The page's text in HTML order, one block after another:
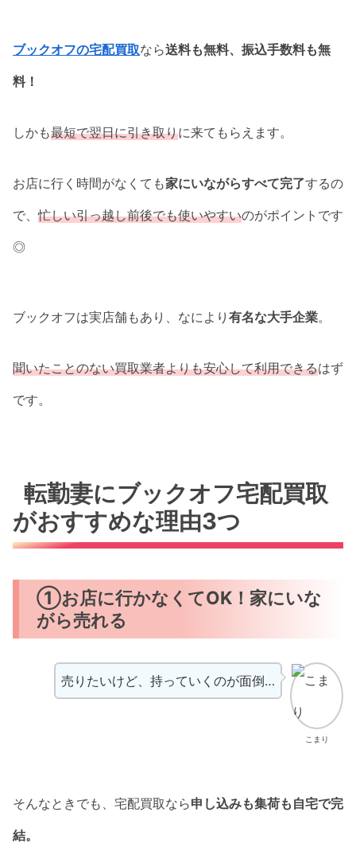
ブックオフの宅配買取なら送料も無料、振込手数料も無
料！
しかも最短で翌日に引き取りに来てもらえます。
お店に行く時間がなくても家にいながらすべて完了するの
で、忙しい引っ越し前後でも使いやすいのがポイントです
◎
ブックオフは実店舗もあり、なにより 有名な大手企業。
聞いたことのない買取業者よりも安心して利用できるはず
です。
転勤妻にブックオフ宅配買取
がおすすめな理由3つ
①お店に行かなくてOK！家にいな
がら売れる
こまり
売りたいけど、持っていくのが面倒…
そんなときでも、宅配買取なら申し込みも集荷も自宅で完
結。